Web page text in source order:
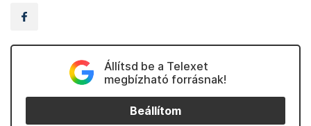
Állítsd be a Telexet
megbízható forrásnak!
Beállítom